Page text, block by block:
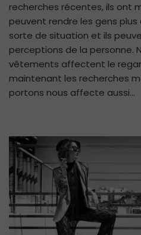
recherches récentes, ils ont
peuvent rendre les gens
sorte de situation et ils
perceptions de la personne.
vêtements affectent le
maintenant les recherches
portons nous affecte aussi…